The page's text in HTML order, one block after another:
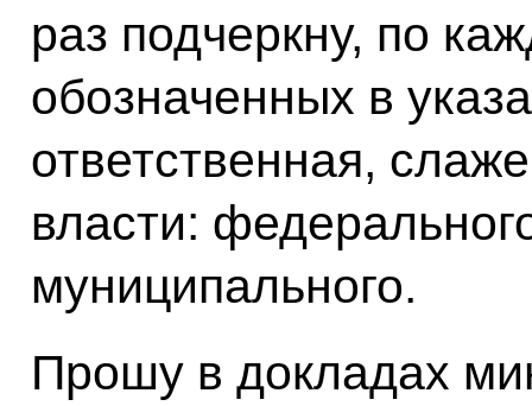
раз подчеркну, по
обозначенных в
ответственная,
власти:
муниципального.
Прошу в докладах